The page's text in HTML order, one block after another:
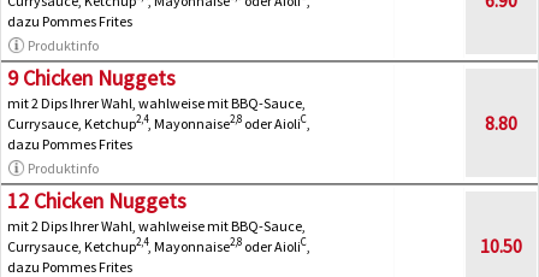
dazu Pommes Frites
Produktinfo
9 Chicken Nuggets
mit 2 Dips Ihrer Wahl, wahlweise mit BBQ-Sauce,
Currysauce, Ketchup2,4, Mayonnaise2,8 oder AioliC
dazu Pommes Frites
Produktinfo
8.80
12 Chicken Nuggets
mit 2 Dips Ihrer Wahl, wahlweise mit BBQ-Sauce,
Currysauce, Ketchup2,4, Mayonnaise2,8 oder AioliC
dazu Pommes Frites
10.50